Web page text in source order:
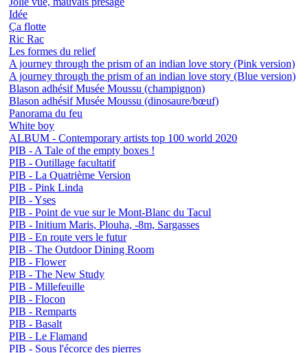
Idée
Ça flotte
Ric Rac
Les formes du relief
A journey through the prism of an indian love story (Pink version)
A journey through the prism of an indian love story (Blue version)
Blason adhésif Musée Moussu (champignon)
Blason adhésif Musée Moussu (dinosaure/bœuf)
Panorama du feu
White boy
ALBUM - Contemporary artists top 100 world 2020
PIB - A Tale of the empty boxes !
PIB - Outillage facultatif
PIB - La Quatrième Version
PIB - Pink Linda
PIB - Yses
PIB - Point de vue sur le Mont-Blanc du Tacul
PIB - Initium Maris, Plouha, -8m, Sargasses
PIB - En route vers le futur
PIB - The Outdoor Dining Room
PIB - Flower
PIB - The New Study
PIB - Millefeuille
PIB - Flocon
PIB - Remparts
PIB - Basalt
PIB - Le Flamand
PIB - Sous l'écorce des pierres